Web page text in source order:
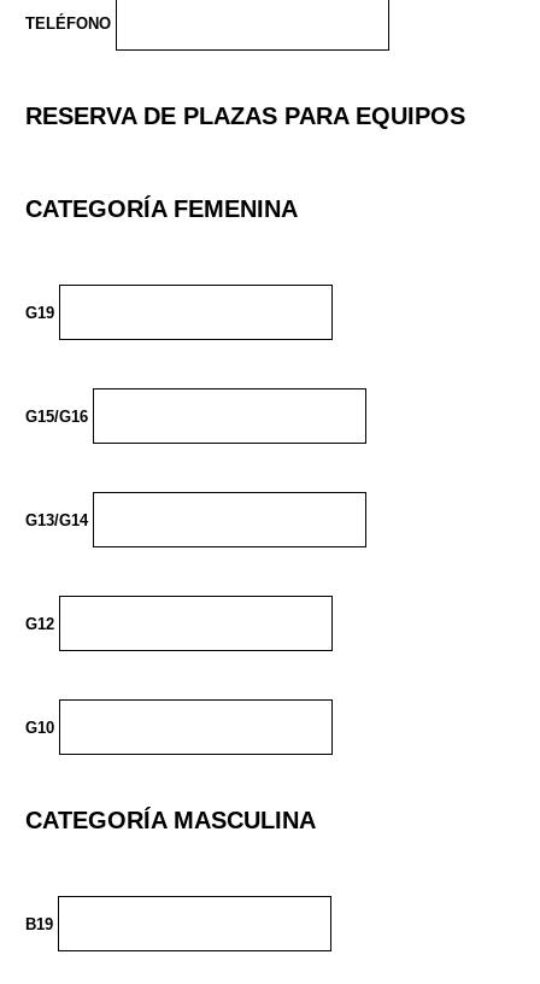
TELÉFONO
RESERVA DE PLAZAS PARA EQUIPOS
CATEGORÍA FEMENINA
G19
G15/G16
G13/G14
G12
G10
CATEGORÍA MASCULINA
B19